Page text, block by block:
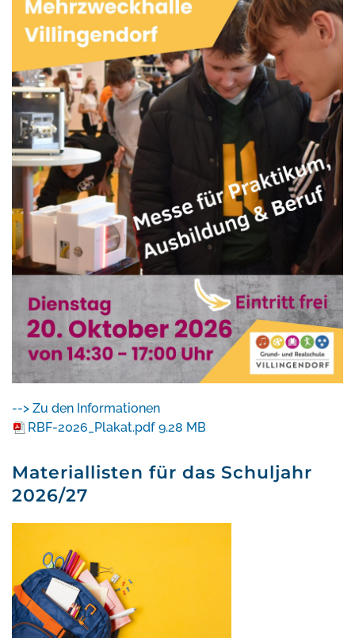
--> Zu den Informationen
RBF-2026_Plakat.pdf 9.28 MB
Materiallisten für das Schuljahr
2026/27